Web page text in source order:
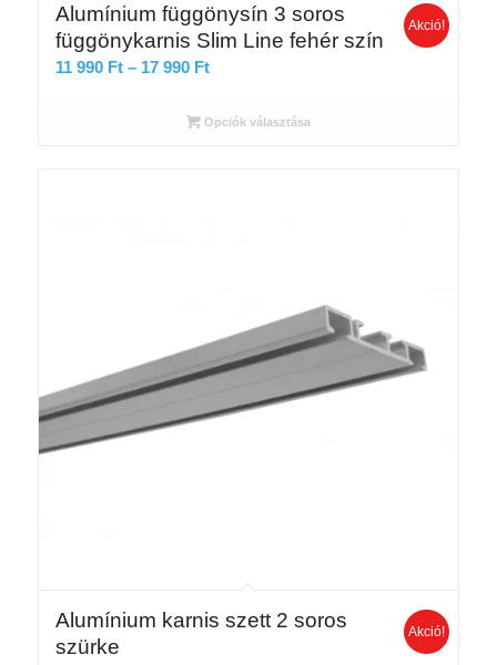
Alumínium függönysín 3 soros
függönykarnis Slim Line fehér szín
11 990 Ft – 17 990 FtÁrtartomány:
990 Ft
Akció!
Opciók választása
Alumínium karnis szett 2 soros
szürke
Akció!